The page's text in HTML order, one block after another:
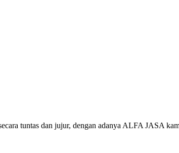
tuntas dan jujur, dengan adanya ALFA JASA